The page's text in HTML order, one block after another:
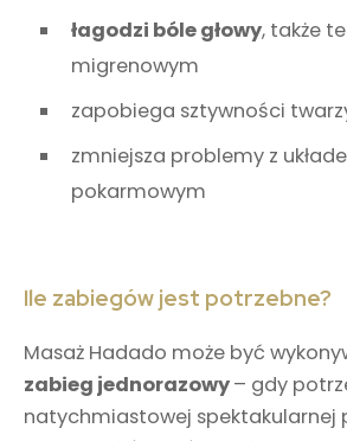
łagodzi bóle głowy, także
migrenowym
zapobiega sztywności
zmniejsza problemy z
pokarmowym
Ile zabiegów jest potrzebne?
Masaż Hadado może być
zabieg jednorazowy– gdy
natychmiastowej spektakularnej